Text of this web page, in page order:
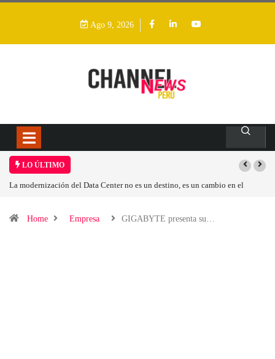
Ago 9, 2026
LO ÚLTIMO
La modernización del Data Center no es un destino, es un cambio en el
Home
Empresa GIGABYTE presenta su…